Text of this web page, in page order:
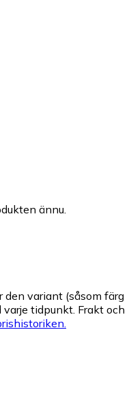
ännu.
den variant (såsom färg
tidpunkt. Frakt och